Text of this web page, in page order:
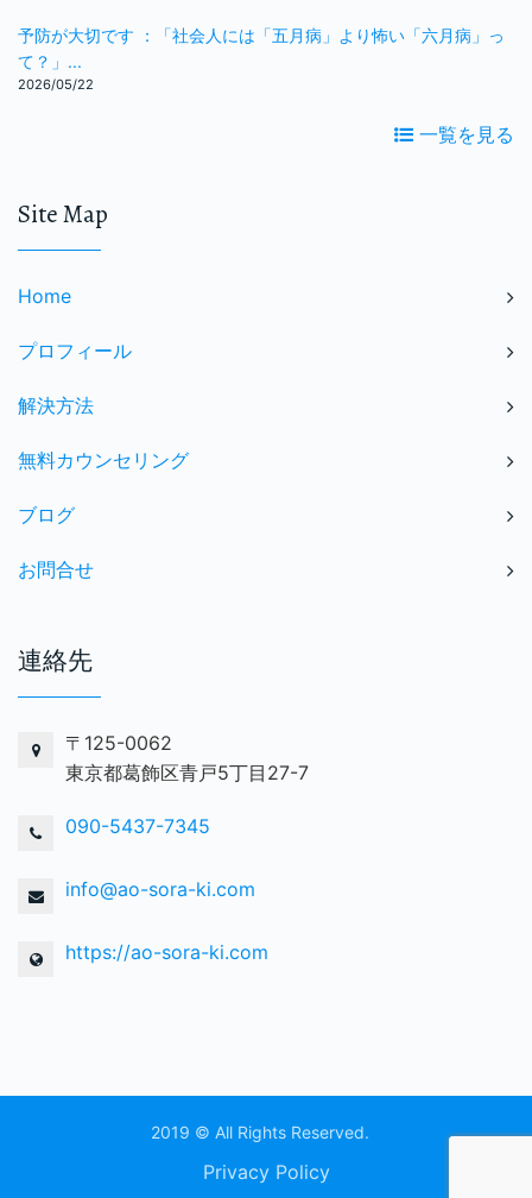
予防が大切です ：「社会人には「五月病」より怖い「六月病」っ
て？」...
2026/05/22
一覧を見る
Site Map
Home
プロフィール
解決方法
無料カウンセリング
ブログ
お問合せ
連絡先
〒125-0062
東京都葛飾区青戸5丁目27-7
090-5437-7345
info@ao-sora-ki.com
https://ao-sora-ki.com
2019 © All Rights Reserved.
Privacy Policy